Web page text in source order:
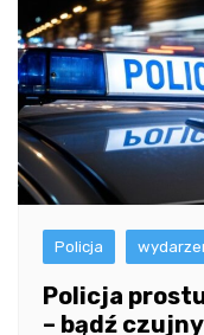
Policja
Policja
– bądź